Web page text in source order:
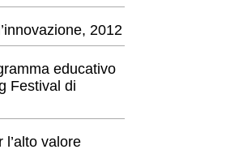
2012
educativo
Festival di
l’alto valore